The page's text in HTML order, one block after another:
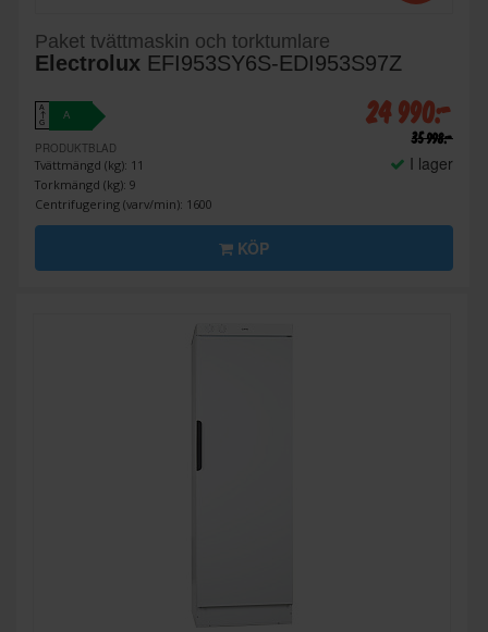
Paket tvättmaskin och torktumlare
Electrolux EFI953SY6S-EDI953S97Z
A
↑
G
A
PRODUKTBLAD
Tvättmängd (kg): 11
Torkmängd (kg): 9
Centrifugering (varv/min): 1600
24 990:-
35 998:-
I lager
KÖP